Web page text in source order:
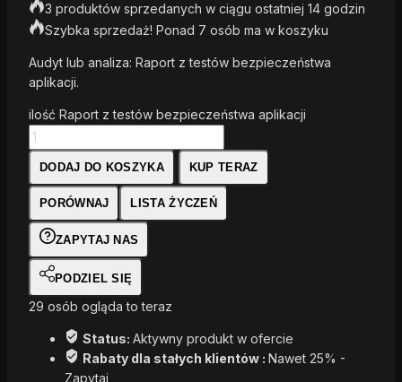
3 produktów sprzedanych w ciągu ostatniej 14 godzin
Szybka sprzedaż! Ponad 7 osób ma w koszyku
Audyt lub analiza: Raport z testów bezpieczeństwa
aplikacji.
ilość Raport z testów bezpieczeństwa aplikacji
DODAJ DO KOSZYKA KUP TERAZ
PORÓWNAJ LISTA ŻYCZEŃ
ZAPYTAJ NAS
PODZIEL SIĘ
29 osób ogląda to teraz
Status: Aktywny produkt w ofercie
Rabaty dla stałych klientów : Nawet 25% -
Zapytaj